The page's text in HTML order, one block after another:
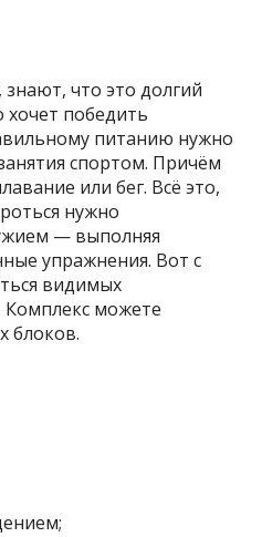
знают, что это долгий
хочет победить
питанию нужно
спортом. Причём
или бег. Всё это,
нужно
— выполняя
упражнения. Вот с
видимых
Комплекс можете
блоков.